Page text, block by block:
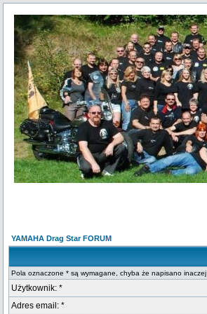
YAMAHA Drag Star FORUM
Pola oznaczone * są wymagane, chyba że napisano inaczej
Użytkownik: *
Adres email: *